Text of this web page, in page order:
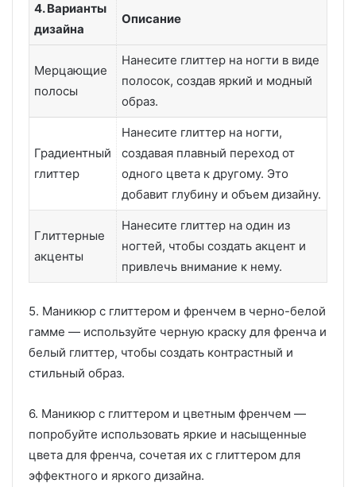
4. Варианты
дизайна
Описание
Мерцающие
полосы
Нанесите глиттер на ногти в виде
полосок, создав яркий и модный
образ.
Градиентный
глиттер
Нанесите глиттер на ногти,
создавая плавный переход от
одного цвета к другому. Это
добавит глубину и объем дизайну.
Глиттерные
акценты
Нанесите глиттер на один из
ногтей, чтобы создать акцент и
привлечь внимание к нему.
5. Маникюр с глиттером и френчем в черно-белой
гамме — используйте черную краску для френча и
белый глиттер, чтобы создать контрастный и
стильный образ.
6. Маникюр с глиттером и цветным френчем —
попробуйте использовать яркие и насыщенные
цвета для френча, сочетая их с глиттером для
эффектного и яркого дизайна.